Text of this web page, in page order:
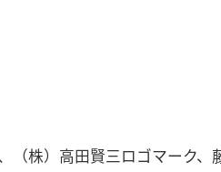
（株）高田賢三ロゴマーク